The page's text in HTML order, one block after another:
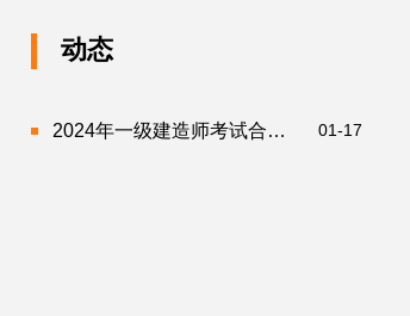
动态
2024年一级建造师考试合格证书领取时间（持续更新） 01-17